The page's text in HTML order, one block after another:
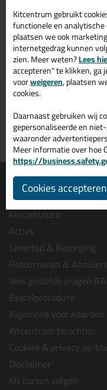
Otto Chemie ottoseal
OTTOSEAL shop vind je
ottoseal zwembad &
zwembad & sauna kit wit
shop!
Voor 16:00 uur besteld
morgen in huis
Grootste assortiment
uit voorraad leverbaar
Informatie
Tips en tricks
Keuzehulpen
Acties
Levertijd & Bezorging
Retourneren &
Veel gestelde vragen
Bestelprocedure
Algemene voorwaarden
Kitcentrum berichten
Cookies & privacy
Disclaimer
Kit cursus volgen
Kitcentrum gebruikt
functionele en
plaatsen we ook
internetgedrag kunnen
zien. Meer weten?Lees
accepteren" te klikken, ga
voorweigeren, plaatsen
cookies.
Daarnaast gebruiken wij
gepersonaliseerde en
waaronder
Meer informatie over hoe
https://
Cookies accepteren